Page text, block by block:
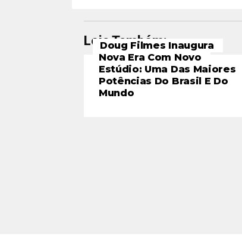
Leia Também:
Doug Filmes Inaugura
Nova Era Com Novo
Estúdio: Uma Das Maiores
Potências Do Brasil E Do
Mundo